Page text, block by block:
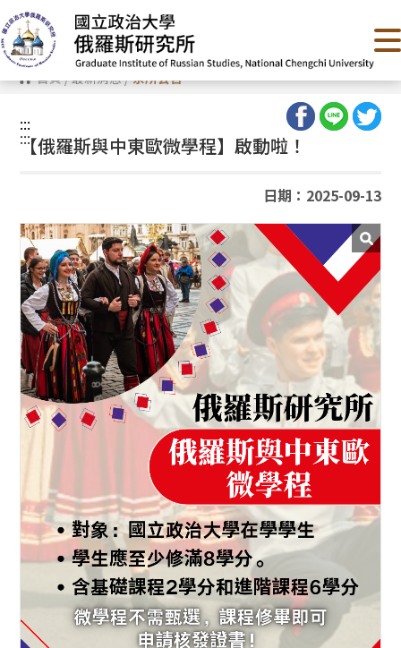
跳
到
主
要
內
容 首頁/最新消息/系所公告
:::
:::
【俄羅斯與中東歐微學程】啟動啦！
日期：2025-09-13